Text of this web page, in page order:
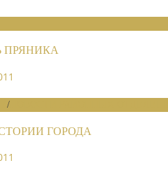
ПРЯНИКА
/
ГОРОДА